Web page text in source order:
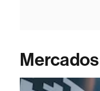
Mercados